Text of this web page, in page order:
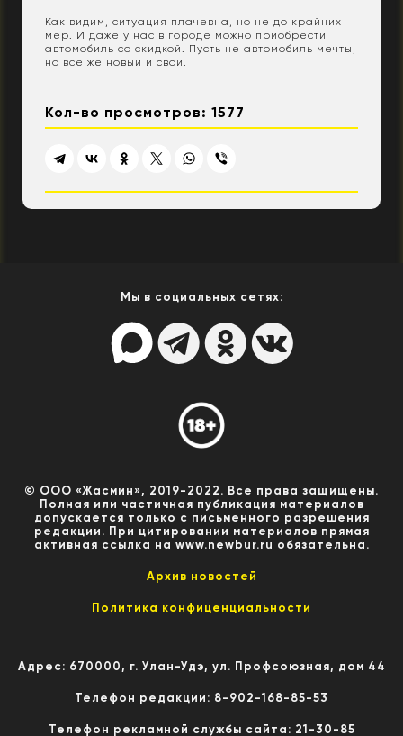
Как видим, ситуация плачевна, но не до крайних
мер. И даже у нас в городе можно приобрести
автомобиль со скидкой. Пусть не автомобиль мечты,
но все же новый и свой.
Кол-во просмотров: 1577
Мы в социальных сетях:
© ООО «Жасмин», 2019-2022. Все права защищены.
Полная или частичная публикация материалов
допускается только с письменного разрешения
редакции. При цитировании материалов прямая
активная ссылка на www.newbur.ru обязательна.
Архив новостей
Политика конфиценциальности
Адрес: 670000, г. Улан-Удэ, ул. Профсоюзная, дом 44
Телефон редакции: 8-902-168-85-53
Телефон рекламной службы сайта: 21-30-85